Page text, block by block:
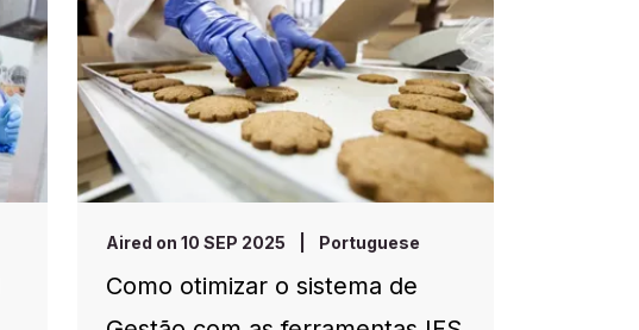
Aired on 10 SEP 2025 Portuguese
Como otimizar o sistema de